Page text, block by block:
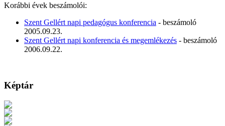
Korábbi évek beszámolói:
Szent Gellért napi pedagógus konferencia - beszámoló
2005.09.23.
Szent Gellért napi konferencia és megemlékezés - beszámoló
2006.09.22.
Képtár